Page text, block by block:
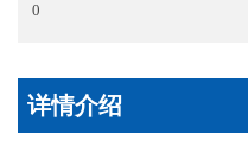
0
详情介绍